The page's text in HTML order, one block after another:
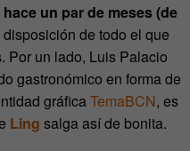
un par de meses (de
de todo el que
Por un lado, Luis Palacio
gastronómico en forma de
gráfica TemaBCN, es
Ling salga así de bonita.